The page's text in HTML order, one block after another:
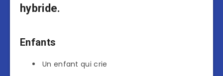
hybride.
Enfants
Un enfant qui crie